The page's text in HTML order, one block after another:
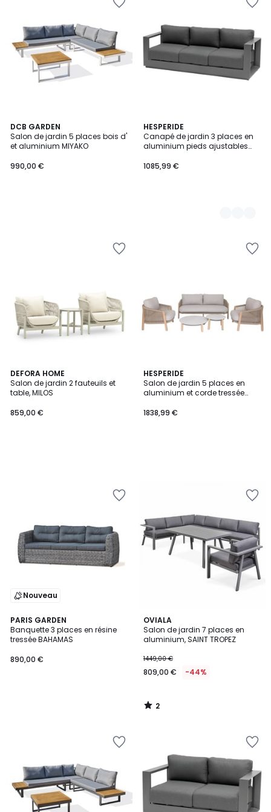
DCB GARDEN
Salon de jardin 5 places bois d'
et aluminium MIYAKO
990,00 €
HESPERIDE
Canapé de jardin 3 places en
aluminium pieds ajustables
1085,99 €
2
Couleurs
DEFORA HOME
Salon de jardin 2 fauteuils et
table, MILOS
859,00 €
HESPERIDE
Salon de jardin 5 places en
aluminium et corde tressée
1838,99 €
Nouveau
PARIS GARDEN
Banquette 3 places en résine
tressée BAHAMAS
890,00 €
OVIALA
Salon de jardin 7 places en
aluminium, SAINT TROPEZ
1449,00 €
809,00 € -44%
2
/
5
2
/